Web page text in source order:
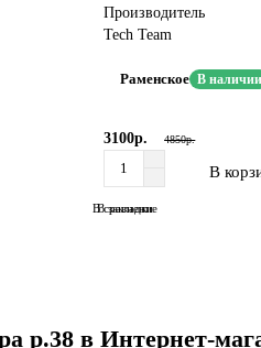
Производитель
Tech Team
Раменское В наличии
3100р. 4850р.
В
В закладки
В сравнение
р.38 в Интернет-